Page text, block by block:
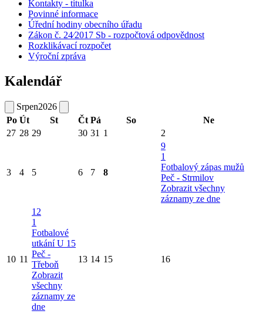
Kontakty - titulka
Povinné informace
Úřední hodiny obecního úřadu
Zákon č. 24⁄2017 Sb - rozpočtová odpovědnost
Rozklikávací rozpočet
Výroční zpráva
Kalendář
Srpen2026
Po Út St Čt Pá So
Ne
27 28 29 30 31 1 2
3 4 5 6 7 8
9
1
Fotbalový zápas mužů
Peč - Strmilov
Zobrazit všechny
záznamy ze dne
10 11
12
1
Fotbalové
utkání U 15
Peč -
Třeboň
Zobrazit
všechny
záznamy ze
dne
13 14 15 16